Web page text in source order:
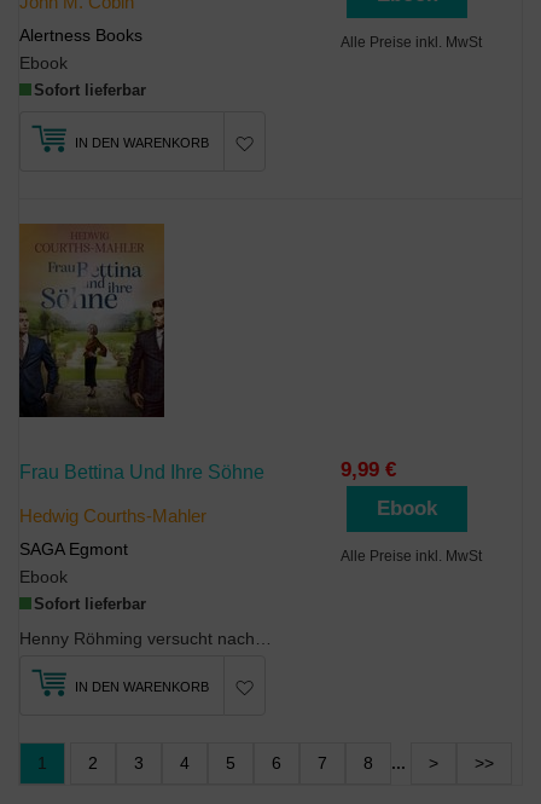
Alertness Books
Ebook
Sofort lieferbar
Alle Preise inkl. MwSt
IN DEN WARENKORB
Frau Bettina Und Ihre Söhne
Hedwig Courths-Mahler
SAGA Egmont
Ebook
Sofort lieferbar
9,99 €
Ebook
Alle Preise inkl. MwSt
IN DEN WARENKORB
1 2 3 4 5 6 7 8 ... > >>